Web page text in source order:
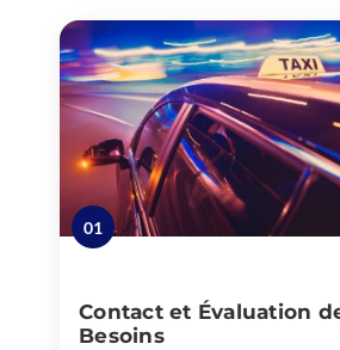
01
Contact et Évaluation
Besoins